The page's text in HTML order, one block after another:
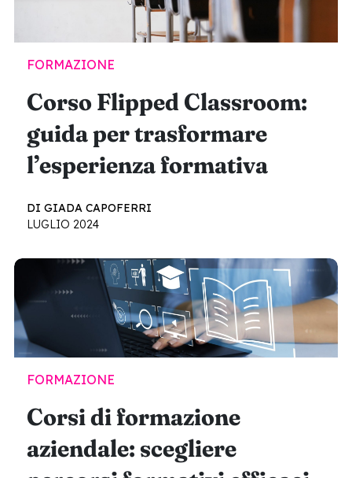
FORMAZIONE
Corso Flipped Classroom:
guida per trasformare
l’esperienza formativa
DI GIADA CAPOFERRI
LUGLIO 2024
FORMAZIONE
Corsi di formazione
aziendale: scegliere